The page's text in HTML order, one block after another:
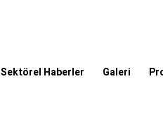
Sektörel Haberler Galeri